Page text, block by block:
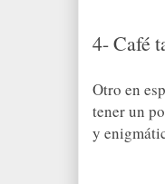
4- Café
Otro en
tener un
y